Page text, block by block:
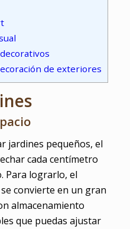
de exteriores
jardines pequeños, el
cada centímetro
Para lograrlo, el
se convierte en un gran
almacenamiento
que puedas ajustar